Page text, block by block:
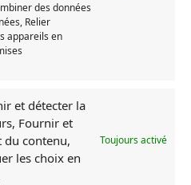
des données
Relier
appareils en
et détecter la
Fournir et
du contenu,
les choix en
Toujours activé